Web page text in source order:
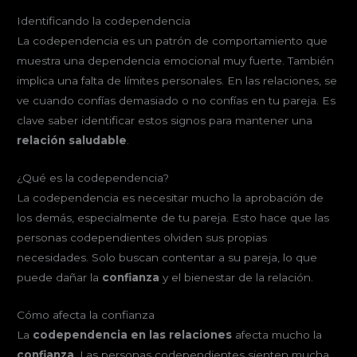
Identificando la codependencia
La codependencia es un patrón de comportamiento que
muestra una dependencia emocional muy fuerte. También
implica una falta de límites personales. En las relaciones, se
ve cuando confías demasiado o no confías en tu pareja. Es
clave saber identificar estos signos para mantener una
relación saludable
¿Qué es la codependencia?
La codependencia es necesitar mucho la aprobación de
los demás, especialmente de tu pareja. Esto hace que las
personas codependientes olviden sus propias
necesidades. Solo buscan contentar a su pareja, lo que
puede dañar la confianza y el bienestar de la relación.
Cómo afecta la confianza
La codependencia en las relaciones afecta mucho la
confianza . Las personas codependientes sienten mucha